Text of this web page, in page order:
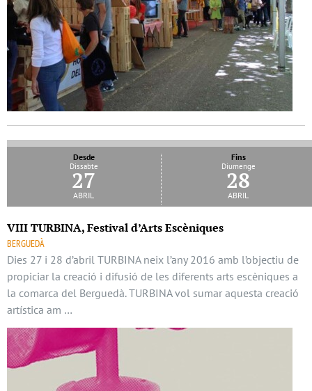
Desde
Dissabte
27
abril
Fins
Diumenge
28
abril
VIII TURBINA, Festival d’Arts Escèniques
BERGUEDÀ
Dies 27 i 28 d’abril TURBINA neix l’any 2016 amb l’objectiu de
propiciar la creació i difusió de les diferents arts escèniques a
la comarca del Berguedà. TURBINA vol sumar aquesta creació
artística am …